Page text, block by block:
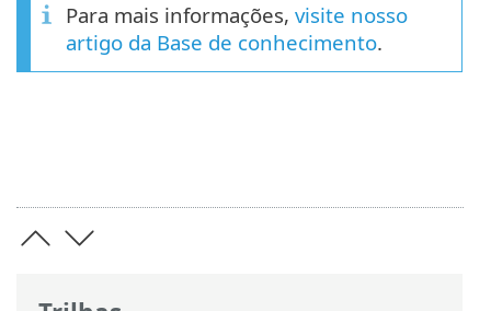
Para mais informações, visite nosso
artigo da Base de conhecimento.